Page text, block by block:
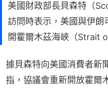
美國財政部長貝森特（
訪問時表示，美國與伊朗
開霍爾木茲海峽（Strait
據貝森特向美國消費者新
指，協議會重新開放霍爾